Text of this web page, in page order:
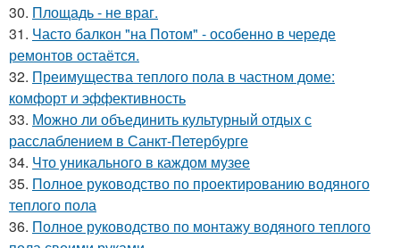
30. Площадь - не враг.
31. Часто балкон "на Потом" - особенно в череде
ремонтов остаётся.
32. Преимущества теплого пола в частном доме:
комфорт и эффективность
33. Можно ли объединить культурный отдых с
расслаблением в Санкт-Петербурге
34. Что уникального в каждом музее
35. Полное руководство по проектированию водяного
теплого пола
36. Полное руководство по монтажу водяного теплого